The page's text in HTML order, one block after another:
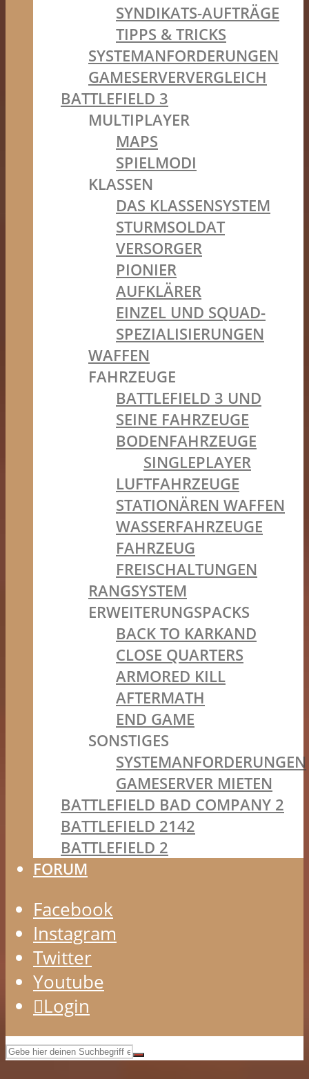
SYNDIKATS-AUFTRÄGE
TIPPS & TRICKS
SYSTEMANFORDERUNGEN
GAMESERVERVERGLEICH
BATTLEFIELD 3
MULTIPLAYER
MAPS
SPIELMODI
KLASSEN
DAS KLASSENSYSTEM
STURMSOLDAT
VERSORGER
PIONIER
AUFKLÄRER
EINZEL UND SQUAD-
SPEZIALISIERUNGEN
WAFFEN
FAHRZEUGE
BATTLEFIELD 3 UND
SEINE FAHRZEUGE
BODENFAHRZEUGE
SINGLEPLAYER
LUFTFAHRZEUGE
STATIONÄREN WAFFEN
WASSERFAHRZEUGE
FAHRZEUG
FREISCHALTUNGEN
RANGSYSTEM
ERWEITERUNGSPACKS
BACK TO KARKAND
CLOSE QUARTERS
ARMORED KILL
AFTERMATH
END GAME
SONSTIGES
SYSTEMANFORDERUNGEN
GAMESERVER MIETEN
BATTLEFIELD BAD COMPANY 2
BATTLEFIELD 2142
BATTLEFIELD 2
FORUM
Facebook
Instagram
Twitter
Youtube
Login